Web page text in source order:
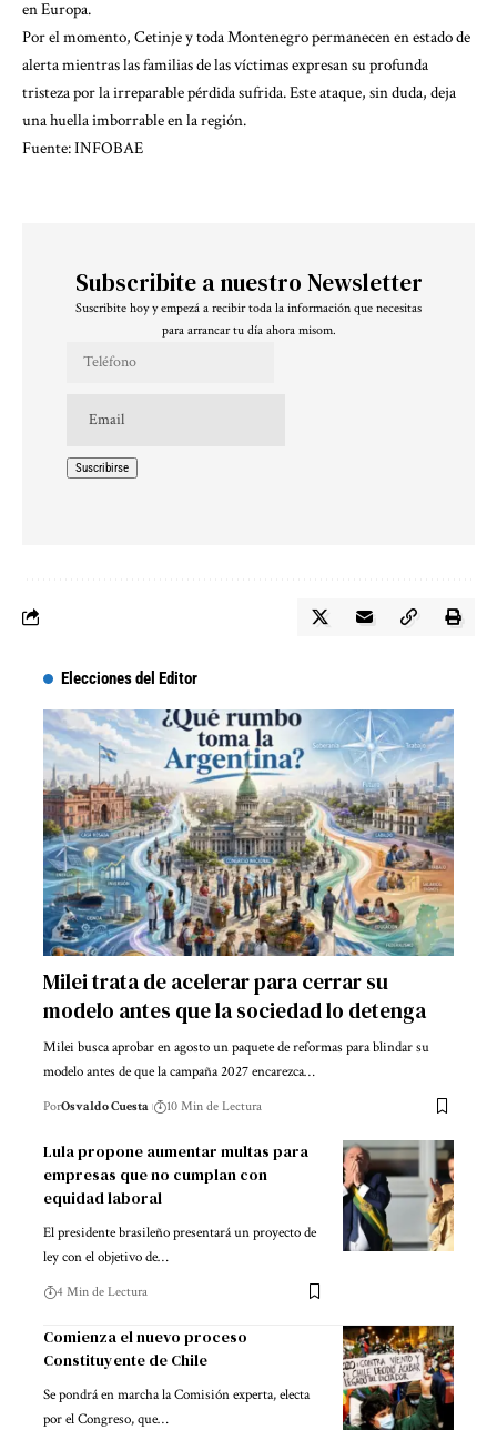
en Europa.
Por el momento, Cetinje y toda Montenegro permanecen en estado de
alerta mientras las familias de las víctimas expresan su profunda
tristeza por la irreparable pérdida sufrida. Este ataque, sin duda, deja
una huella imborrable en la región.
Fuente:INFOBAE
Subscribite a nuestro Newsletter
Suscribite hoy y empezá a recibir toda la información que necesitas
para arrancar tu día ahora misom.
Elecciones del Editor
Milei trata de acelerar para cerrar su
modelo antes que la sociedad lo detenga
Milei busca aprobar en agosto un paquete de reformas para blindar su
modelo antes de que la campaña 2027 encarezca…
PorOsvaldo Cuesta 10 Min de Lectura
Lula propone aumentar multas para
empresas que no cumplan con
equidad laboral
El presidente brasileño presentará un proyecto de
ley con el objetivo de…
4 Min de Lectura
Comienza el nuevo proceso
Constituyente de Chile
Se pondrá en marcha la Comisión experta, electa
por el Congreso, que…